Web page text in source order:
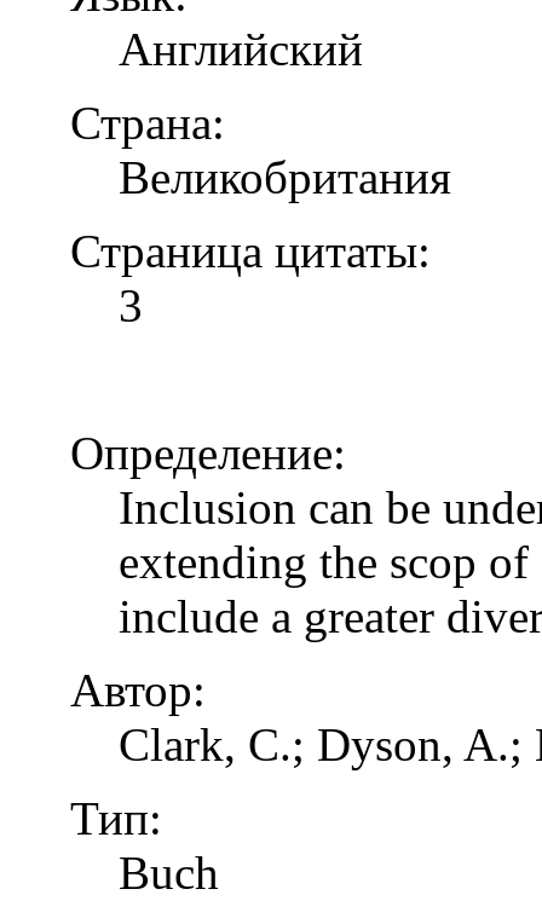
Английский
Страна:
Великобритания
Страница цитаты:
3
Определение:
Inclusion can be
extending the scop
include a greater
Автор:
Clark, C.; Dyson,
Тип:
Buch